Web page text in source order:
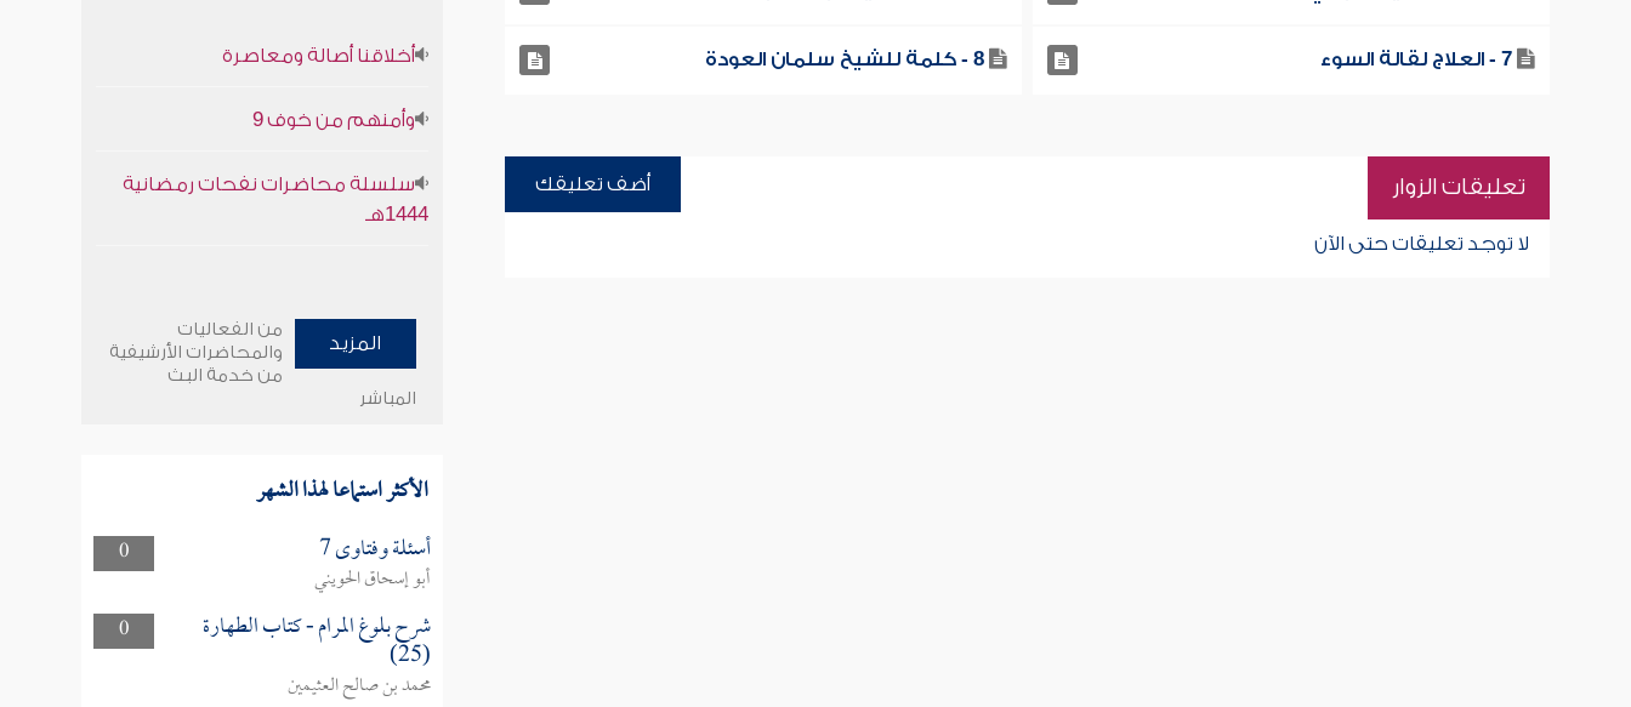
7 - العلاج لقالة السوء 8 - كلمة للشيخ سلمان العودة
تعليقات الزوار أضف تعليقك
لا توجد تعليقات حتى الآن
أخلاقنا أصالة ومعاصرة
وأمنهم من خوف 9
سلسلة محاضرات نفحات رمضانية
1444هـ
المزيد
من الفعاليات
والمحاضرات الأرشيفية
من خدمة البث
المباشر
الأكثر استماعا لهذا الشهر
0 أسئلة وفتاوى 7
أبو إسحاق الحويني
0
شرح بلوغ المرام - كتاب الطهارة
(25)
محمد بن صالح العثيمين